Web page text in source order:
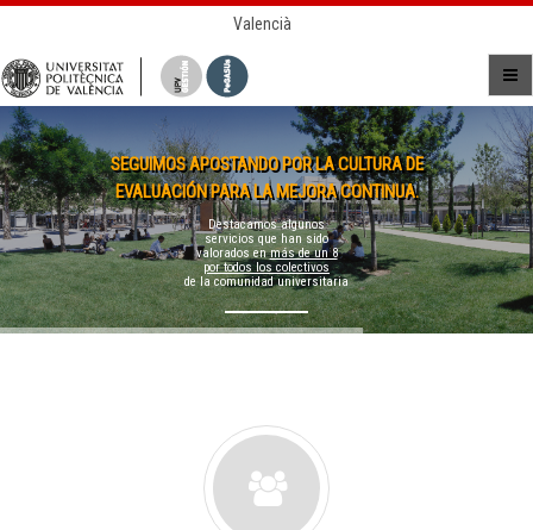
Valencià
SEGUIMOS APOSTANDO POR LA CULTURA DE
EVALUACIÓN PARA LA MEJORA CONTINUA.
Destacamos algunos
servicios que han sido
valorados enmás de un 8
por todos los colectivos
de la comunidad universitaria